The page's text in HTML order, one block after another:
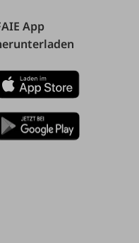
App